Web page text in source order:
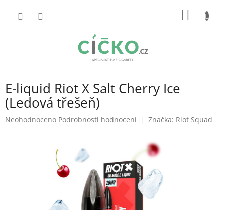
E-liquid Riot X Salt Cherry Ice
(Ledová třešeň)
Průměrné
Neohodnoceno Podrobnosti hodnocení Značka: Riot Squad